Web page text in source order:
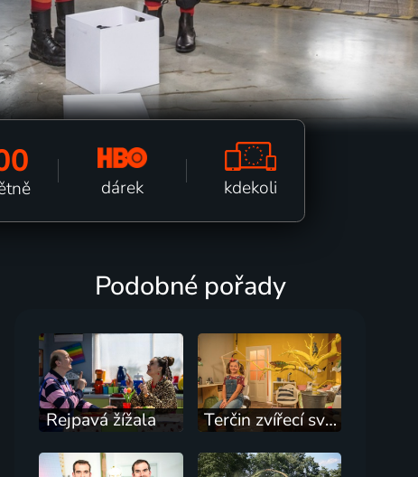
dárek kdekoli
Podobné pořady
Rejpavá žížala Terčin zvířecí svět